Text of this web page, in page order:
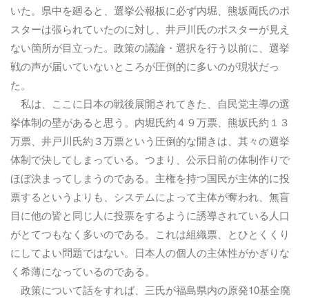
いた。県中を廻ると、選挙公報板に必ず内堀、熊坂両氏のポ
スターは張られていたのに対し、井戸川氏のポスターが見え
ない箇所が目立った。政策の議論・選択を行う以前に、選挙
戦の声が届いていないところが圧倒的に多いのが現状だっ
た。
私は、ここに日本の戦後展開されてきた、自民党主導の選
挙体制の壁があると思う。内堀氏約４９万票、熊坂氏約１３
万票、井戸川氏約３万票という圧倒的な開きは、其々の選挙
体制で決してしまっている。つまり、公示日前の体制作りで
ほぼ決まってしまうのである。主権を持つ国民が主体的に投
票するというよりも、システムによって主体が奪われ、無盲
目に他の皆と同じ人に投票をするように誘導されている人口
がとてつもなく多いのである。これは組織票、とひとくくり
にしてよい問題ではない。日本人の個人の主体性がかぎりな
く希薄になっているのである。
政策について話をすれば、三氏が福島県内の原発10基全廃